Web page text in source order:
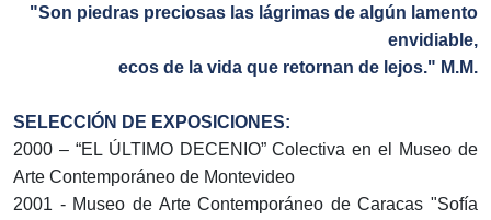
"Son piedras preciosas las lágrimas de algún lamento
envidiable,
ecos de la vida que retornan de lejos." M.M.
SELECCIÓN DE EXPOSICIONES:
2000 – “EL ÚLTIMO DECENIO” Colectiva en el Museo de
Arte Contemporáneo de Montevideo
2001 - Museo de Arte Contemporáneo de Caracas "Sofía